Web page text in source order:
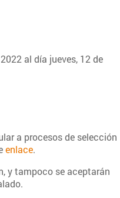
al día jueves, 12 de
a procesos de selección
enlace.
y tampoco se aceptarán